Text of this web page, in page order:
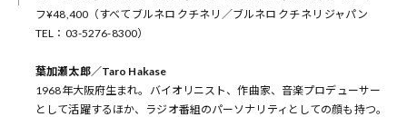
フ¥48,400（すべてブルネロ クチネリ／ブルネロ クチネリ ジャパン
TEL：03-5276-8300）
葉加瀬太郎／Taro Hakase
1968年大阪府生まれ。バイオリニスト、作曲家、音楽プロデューサー
として活躍するほか、ラジオ番組のパーソナリティとしての顔も持つ。